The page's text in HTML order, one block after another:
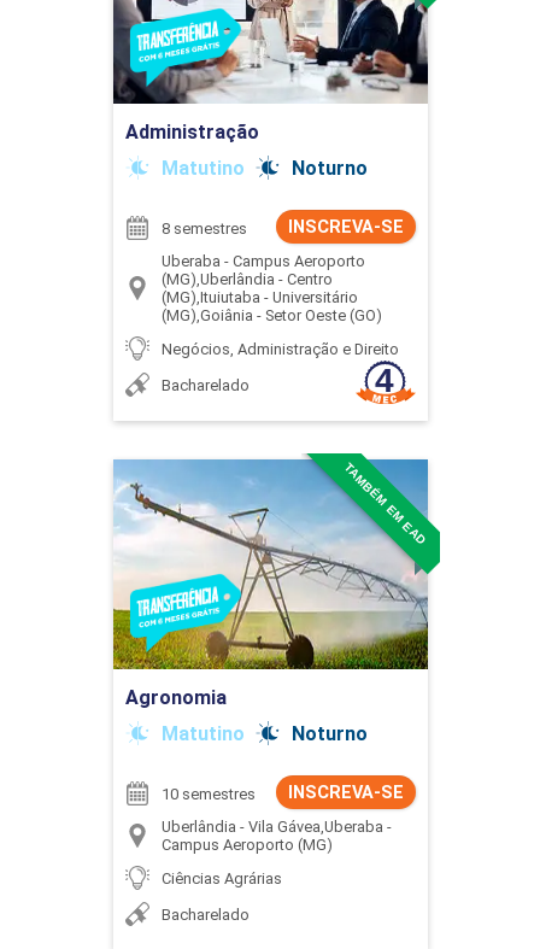
Administração
Matutino
Noturno
INSCREVA-SE
8 semestres
Uberaba - Campus Aeroporto
(MG),Uberlândia - Centro
(MG),Ituiutaba - Universitário
(MG),Goiânia - Setor Oeste (GO)
Negócios, Administração e Direito
Bacharelado
Ir para Inscrição
Agronomia
Matutino
Noturno
TAMBÉM EM EAD
INSCREVA-SE
10 semestres
Uberlândia - Vila Gávea,Uberaba -
Campus Aeroporto (MG)
Ciências Agrárias
Bacharelado
Agronomia
Detalhes do curso
Ir para Inscrição